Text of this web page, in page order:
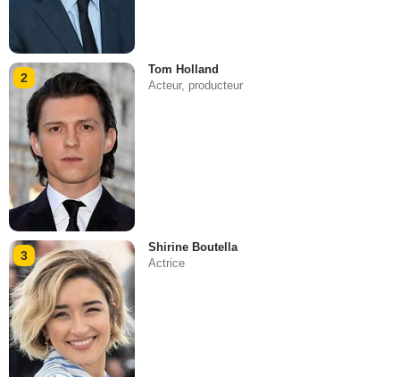
2
Tom Holland
Acteur, producteur
3
Shirine Boutella
Actrice